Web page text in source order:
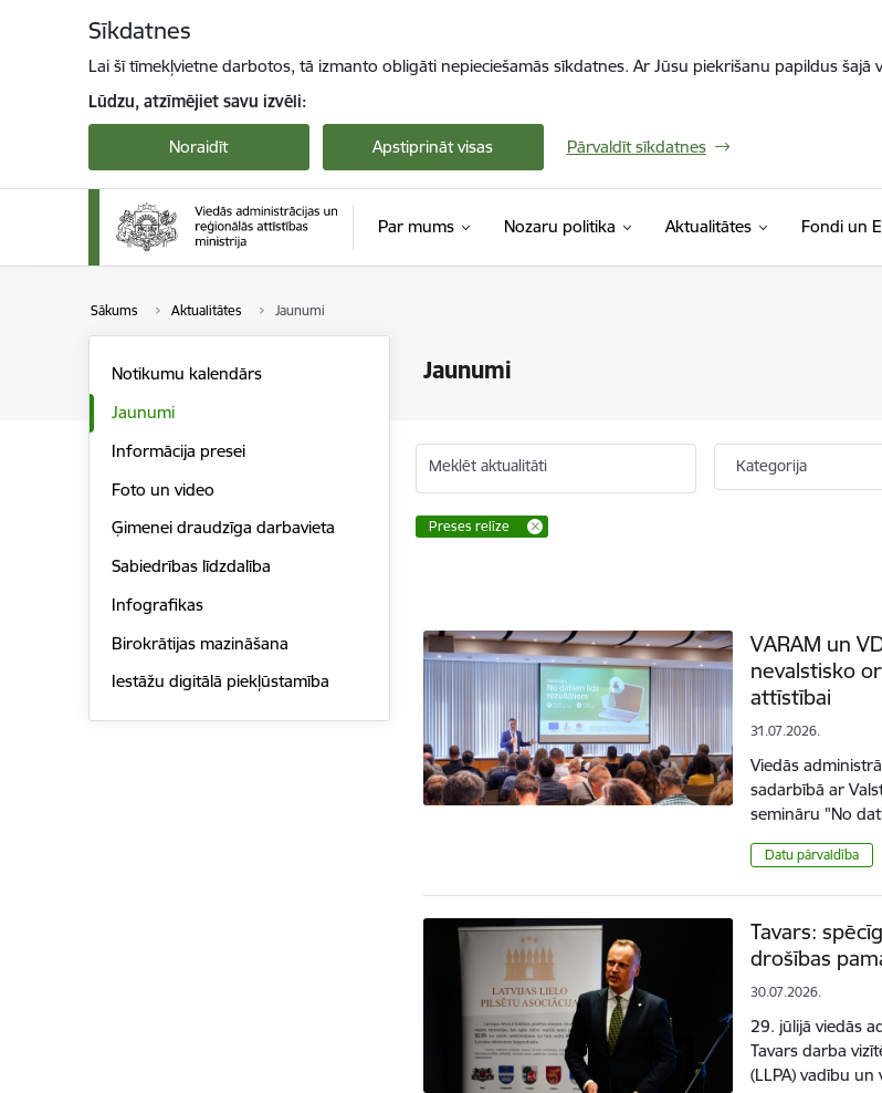
Sīkdatnes
Lai šī tīmekļvietne darbotos, tā izmanto obligāti nepieciešamās sīkdatnes. Ar Jūsu piekrišanu papildus
Lūdzu, atzīmējiet savu izvēli:
Noraidīt Apstiprināt visas Pārvaldīt sīkdatnes
Par mums Nozaru politika Aktualitātes Fondi un
Sākums Aktualitātes Jaunumi
Jaunumi
Notikumu kalendārs
Jaunumi
Informācija presei
Foto un video
Ģimenei draudzīga darbavieta
Sabiedrības līdzdalība
Infografikas
Birokrātijas mazināšana
Iestāžu digitālā piekļūstamība
Meklēt aktualitāti Kategorija
Preses relīze
VARAM un
nevalstisko
attīstībai
31.07.2026.
Viedās
sadarbībā ar
semināru "No
Datu pārvaldība
Tavars:
drošības
30.07.2026.
29. jūlijā viedās
Tavars darba
(LLPA) vadību